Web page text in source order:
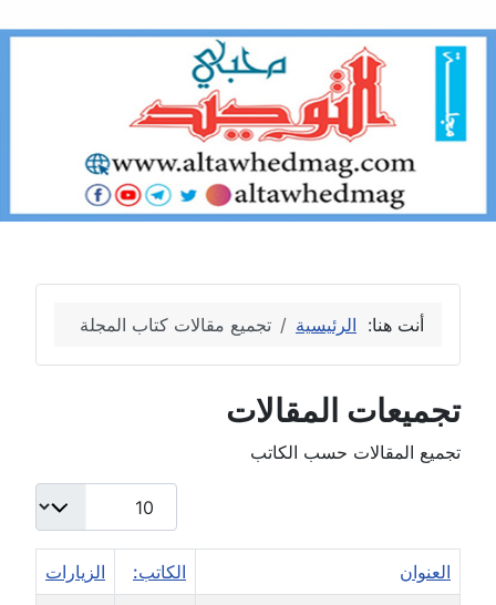
أنت هنا: الرئيسية تجميع مقالات كتاب المجلة
تجميعات المقالات
تجميع المقالات حسب الكاتب
عدد الإظهارات:
العنوان الكاتب: الزيارات